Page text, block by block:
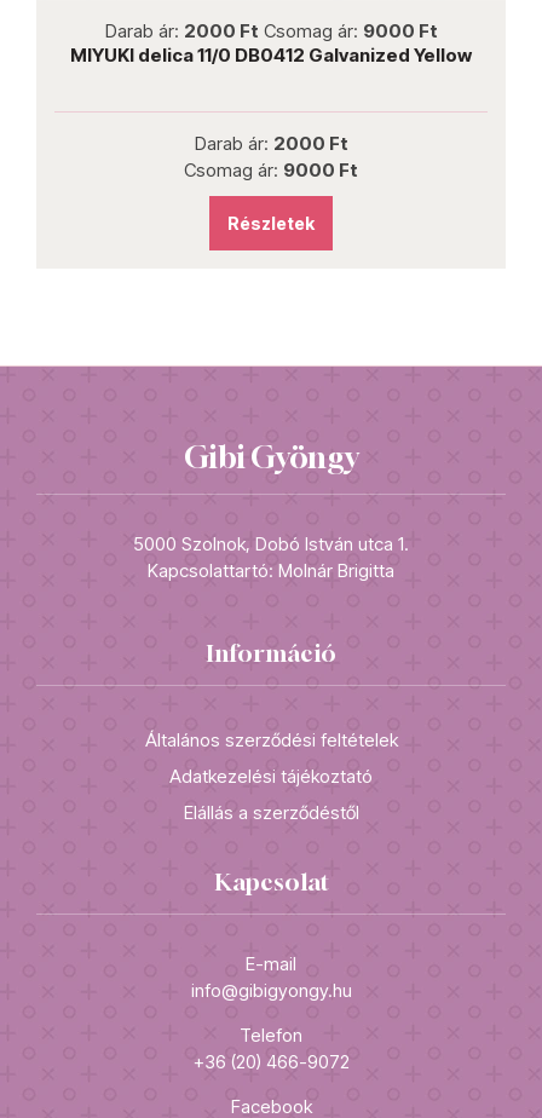
Darab ár: 2000 Ft Csomag ár: 9000 Ft
MIYUKI delica 11/0 DB0412 Galvanized Yellow
Darab ár: 2000 Ft
Csomag ár: 9000 Ft
Részletek
Gibi Gyöngy
5000 Szolnok, Dobó István utca 1.
Kapcsolattartó: Molnár Brigitta
Információ
Általános szerződési feltételek
Adatkezelési tájékoztató
Elállás a szerződéstől
Kapcsolat
E-mail
info@gibigyongy.hu
Telefon
+36 (20) 466-9072
Facebook